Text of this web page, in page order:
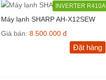
INVERTER R410A
Máy lạnh SHARP AH-X12SEW
Giá bán: 8.500.000 đ
Đặt hàng